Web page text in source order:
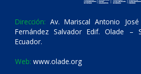
Dirección: Av. Mariscal Antonio
Fernández Salvador Edif. Olade –
Ecuador.
Web: www.olade.org